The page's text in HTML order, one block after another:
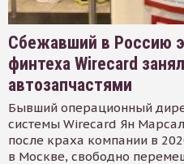
Сбежавший в Россию
финтеха Wirecard
автозапчастями
Бывший операционный
системы Wirecard Ян
после краха компании в
в Москве, свободно